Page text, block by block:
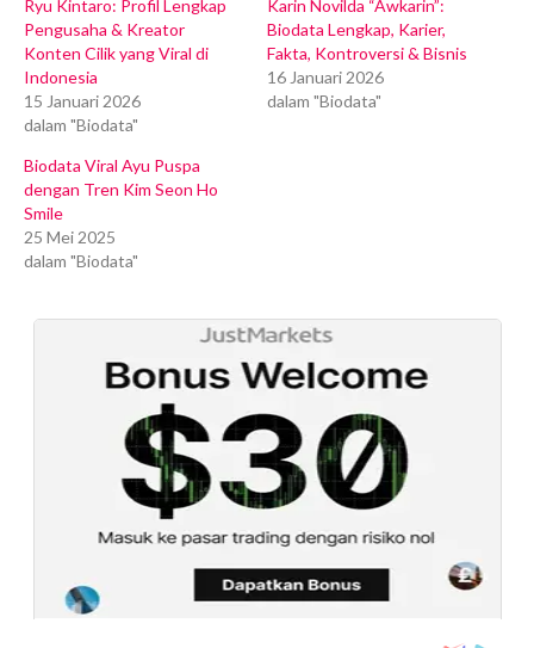
Ryu Kintaro: Profil Lengkap
Pengusaha & Kreator
Konten Cilik yang Viral di
Indonesia
15 Januari 2026
dalam "Biodata"
Karin Novilda “Awkarin”:
Biodata Lengkap, Karier,
Fakta, Kontroversi & Bisnis
16 Januari 2026
dalam "Biodata"
Biodata Viral Ayu Puspa
dengan Tren Kim Seon Ho
Smile
25 Mei 2025
dalam "Biodata"